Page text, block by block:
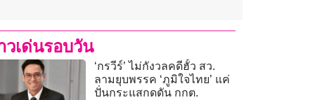
วเด่นรอบวัน
‘กรวีร์’ ไม่กังวลคดีฮั้ว สว.
ลามยุบพรรค ‘ภูมิใจไทย’ แค่
ปั่นกระแสกดดัน กกต.